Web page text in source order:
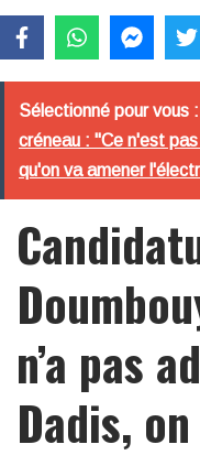
Sélectionné pour vous :
créneau : "Ce n'est
qu'on va amener
n’a pas
Dadis,